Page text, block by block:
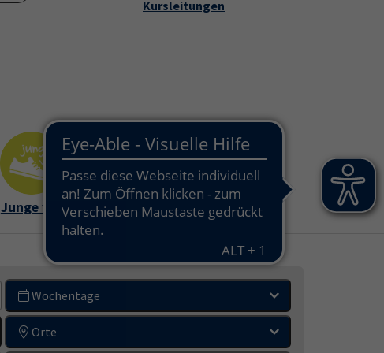
Kursleitungen
Junge vhs Außenstell
en
Wochentage
Orte